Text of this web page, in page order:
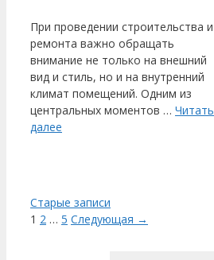
При проведении строительства и
ремонта важно обращать
внимание не только на внешний
вид и стиль, но и на внутренний
климат помещений. Одним из
центральных моментов … Читать
далее
Навигация
записи
Старые записи
Страница
1 Страница
2 … Страница
5 Следующая →